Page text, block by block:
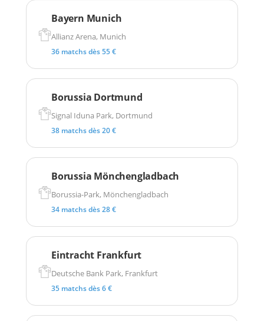
Bayern Munich
Allianz Arena, Munich
36 matchs dès 55 €
Borussia Dortmund
Signal Iduna Park, Dortmund
38 matchs dès 20 €
Borussia Mönchengladbach
Borussia-Park, Mönchengladbach
34 matchs dès 28 €
Eintracht Frankfurt
Deutsche Bank Park, Frankfurt
35 matchs dès 6 €